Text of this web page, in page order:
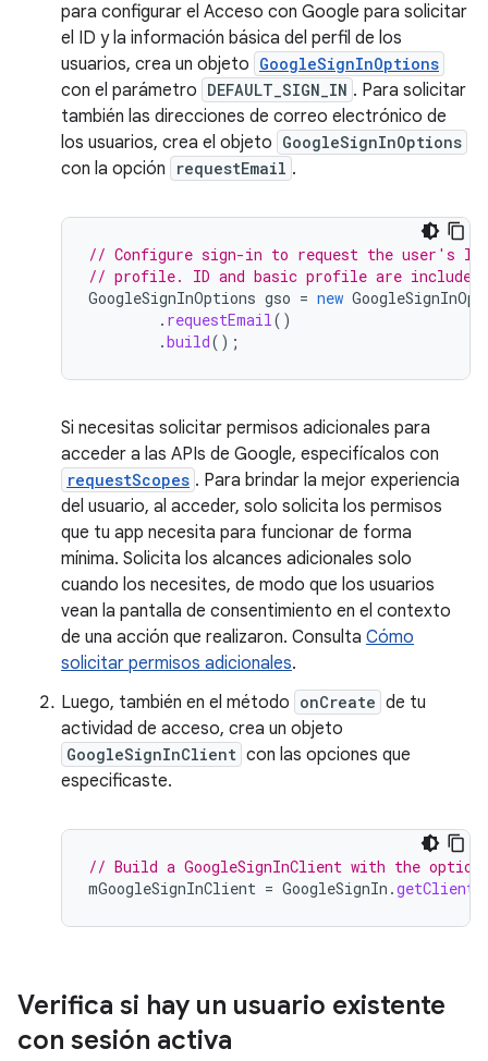
para configurar el Acceso con Google para solicitar
el ID y la información básica del perfil de los
usuarios, crea un objeto GoogleSignInOptions
con el parámetro DEFAULT_SIGN_IN . Para solicitar
también las direcciones de correo electrónico de
los usuarios, crea el objeto GoogleSignInOptions
con la opción requestEmail .
// Configure sign-in to request the user's
// profile. ID and basic profile are included in
GoogleSignInOptions gso = new
. requestEmail()
.build();
Si necesitas solicitar permisos adicionales para
acceder a las APIs de Google, especifícalos con
requestScopes . Para brindar la mejor experiencia
del usuario, al acceder, solo solicita los permisos
que tu app necesita para funcionar de forma
mínima. Solicita los alcances adicionales solo
cuando los necesites, de modo que los usuarios
vean la pantalla de consentimiento en el contexto
de una acción que realizaron. Consulta Cómo
solicitar permisos adicionales.
Luego, también en el método onCreate de tu
actividad de acceso, crea un objeto
GoogleSignInClient con las opciones que
especificaste.
// Build a GoogleSignInClient with the
mGoogleSignInClient = GoogleSignIn .getClient
Verifica si hay un usuario existente
con sesión activa